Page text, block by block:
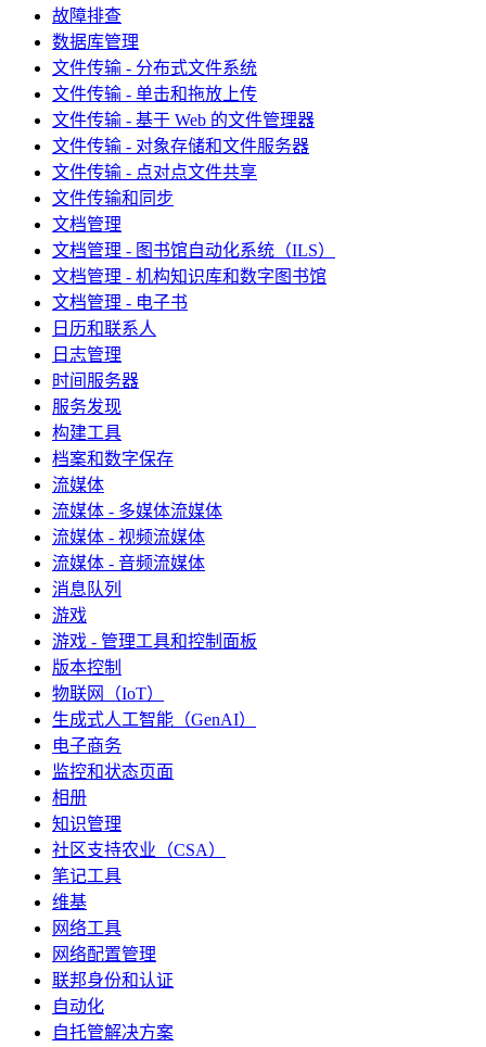
故障排查
数据库管理
文件传输 - 分布式文件系统
文件传输 - 单击和拖放上传
文件传输 - 基于 Web 的文件管理器
文件传输 - 对象存储和文件服务器
文件传输 - 点对点文件共享
文件传输和同步
文档管理
文档管理 - 图书馆自动化系统（ILS）
文档管理 - 机构知识库和数字图书馆
文档管理 - 电子书
日历和联系人
日志管理
时间服务器
服务发现
构建工具
档案和数字保存
流媒体
流媒体 - 多媒体流媒体
流媒体 - 视频流媒体
流媒体 - 音频流媒体
消息队列
游戏
游戏 - 管理工具和控制面板
版本控制
物联网（IoT）
生成式人工智能（GenAI）
电子商务
监控和状态页面
相册
知识管理
社区支持农业（CSA）
笔记工具
维基
网络工具
网络配置管理
联邦身份和认证
自动化
自托管解决方案